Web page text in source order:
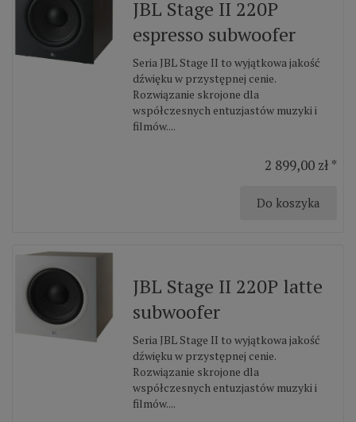
JBL Stage II 220P
espresso subwoofer
Seria JBL Stage II to wyjątkowa jakość
dźwięku w przystępnej cenie.
Rozwiązanie skrojone dla
współczesnych entuzjastów muzyki i
filmów....
2 899,00 zł *
Do koszyka
JBL Stage II 220P latte
subwoofer
Seria JBL Stage II to wyjątkowa jakość
dźwięku w przystępnej cenie.
Rozwiązanie skrojone dla
współczesnych entuzjastów muzyki i
filmów....